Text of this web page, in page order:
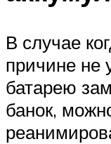
В случае
причине не
батарею
банок,